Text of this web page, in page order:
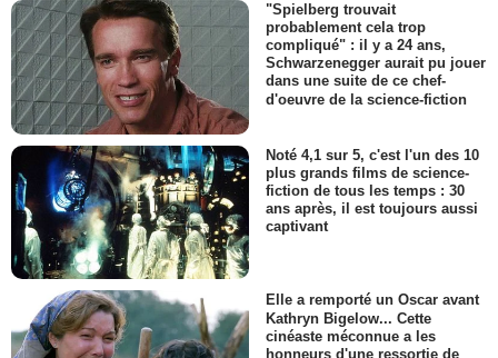
"Spielberg trouvait
probablement cela trop
compliqué" : il y a 24 ans,
Schwarzenegger aurait pu jouer
dans une suite de ce chef-
d'oeuvre de la science-fiction
Noté 4,1 sur 5, c'est l'un des 10
plus grands films de science-
fiction de tous les temps : 30
ans après, il est toujours aussi
captivant
Elle a remporté un Oscar avant
Kathryn Bigelow... Cette
cinéaste méconnue a les
honneurs d'une ressortie de